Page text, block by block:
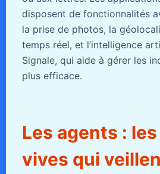
disposent de fonctionnalités
la prise de photos, la
temps réel, et l’intelligence
Signale, qui aide à gérer les
plus efficace.
Les agents :
vives qui